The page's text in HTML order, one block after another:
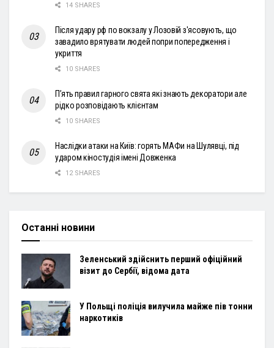
14 SHARES
Після удару рф по вокзалу у Лозовій з'ясовують, що
завадило врятувати людей попри попередження і
укриття
10 SHARES
П’ять правил гарного свята які знають декоратори але
рідко розповідають клієнтам
10 SHARES
Наслідки атаки на Київ: горять МАФи на Шулявці, під
ударом кіностудія імені Довженка
12 SHARES
Останні новини
Зеленський здійснить перший офіційний
візит до Сербії, відома дата
У Польщі поліція вилучила майже пів тонни
наркотиків